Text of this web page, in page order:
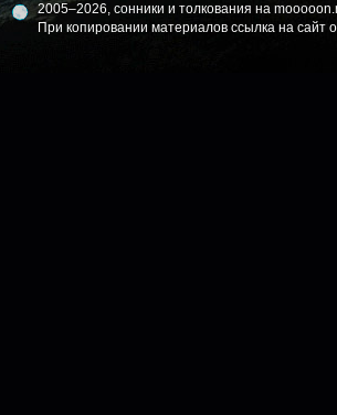
2005–2026, сонники и толкования на
При копировании материалов ссылка на сайт